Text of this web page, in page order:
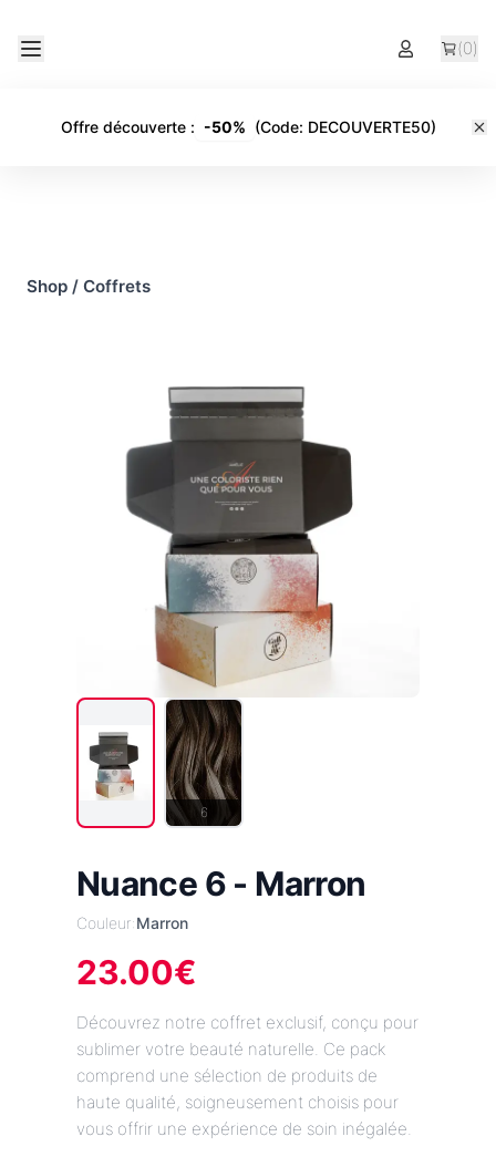
(0)
Offre découverte: -50% (Code: DECOUVERTE50)
Shop / Coffrets
6
Nuance 6 - Marron
Couleur:Marron
23.00€
Découvrez notre coffret exclusif, conçu pour
sublimer votre beauté naturelle. Ce pack
comprend une sélection de produits de
haute qualité, soigneusement choisis pour
vous offrir une expérience de soin inégalée.